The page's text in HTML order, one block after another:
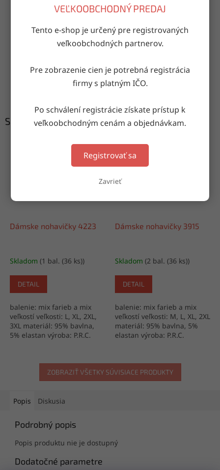
VEĽKOOBCHODNÝ PREDAJ
Tento e-shop je určený pre registrovaných
veľkoobchodných partnerov.
Pre zobrazenie cien je potrebná registrácia
firmy s platným IČO.
Po schválení registrácie získate prístup k
veľkoobchodným cenám a objednávkam.
Registrovať sa
Zavrieť
Doručenie do druhého dňa
na akúkoľvek adresu
Garancia doručenia
Súvisiaci tovar
Dámske nohavičky 4223
Skladom (1 bal. (36 ks))
DETAIL
balenie: mix farieb a mix
veľkostí veľkosti: L, XL, 2XL,
3XL materiál: 95% bavlna,
5% elastan výroba: P.R.C.
Dámske nohavičky 3915
Skladom (2 bal. (36 ks))
DETAIL
balenie: mix farieb a mix
veľkostí veľkosti: M, L, XL, 2XL
materiál: 95% bavlna, 5%
elastan výroba: P.R.C.
ZOBRAZIŤ VŠETKY SÚVISIACE PRODUKTY
Popis Diskusia
Podrobný popis
Popis produktu nie je dostupný
Dodatočné parametre